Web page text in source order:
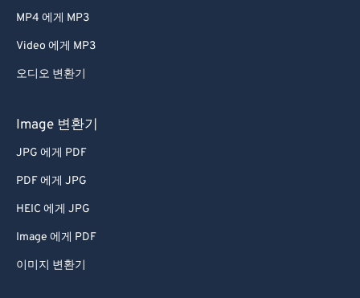
MP4 에게 MP3
Video 에게 MP3
오디오 변환기
Image 변환기
JPG 에게 PDF
PDF 에게 JPG
HEIC 에게 JPG
Image 에게 PDF
이미지 변환기